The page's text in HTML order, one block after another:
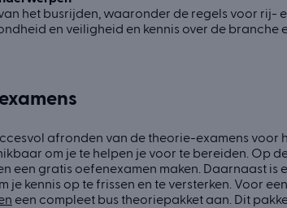
het busrijden, waaronder de regels voor rij-
en veiligheid en kennis over de branche
afronden van de theorie-examens voor
om je te helpen je voor te bereiden. Op
een gratis oefenexamen maken. Daarnaast is
kennis op te frissen en te versterken. Voor
een compleet bus theoriepakket aan. Dit